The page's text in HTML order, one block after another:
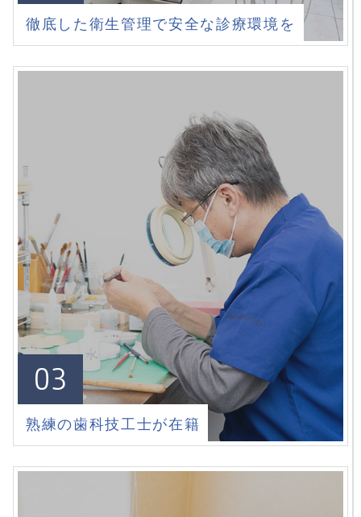
徹底した衛生管理で安全な診療環境を
03
熟練の歯科技工士が在籍